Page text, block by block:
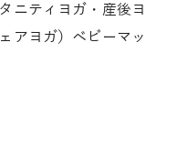
ニティヨガ・産後ヨ
アヨガ）ベビーマッ